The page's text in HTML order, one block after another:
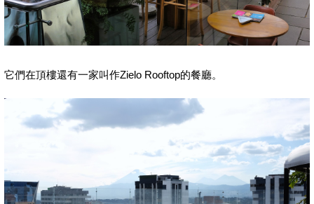
它們在頂樓還有一家叫作Zielo Rooftop的餐廳。